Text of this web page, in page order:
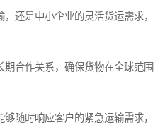
还是中小企业的灵活货运需求，
合作关系，确保货物在全球范围
随时响应客户的紧急运输需求，